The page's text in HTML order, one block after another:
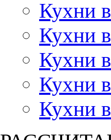
Кухни
Кухни
Кухни
Кухни
Кухни